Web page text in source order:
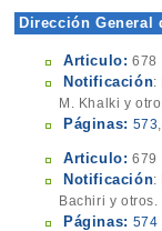
Dirección General
Articulo: 678
Notificación:
M. Khalki y
Páginas: 573,
Articulo: 679
Notificación:
Bachiri y otros.
Páginas: 574